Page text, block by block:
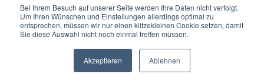
Bei Ihrem Besuch auf unserer Seite werden Ihre Daten nicht verfolgt.
Um Ihren Wünschen und Einstellungen allerdings optimal zu
entsprechen, müssen wir nur einen klitzekleinen Cookie setzen, damit
Sie diese Auswahl nicht noch einmal treffen müssen.
Akzeptieren Ablehnen
Wirkung für die Zukunft widerrufen. Weitere Informationen zu den
Cookies und Anpassungsmöglichkeiten finden Sie unter dem Button
'Einstellungen'.
Alle akzeptieren